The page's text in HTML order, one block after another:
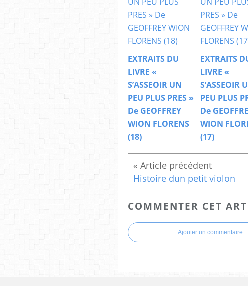
EXTRAITS DU
LIVRE «
S’ASSEOIR UN
PEU PLUS PRES »
De GEOFFREY
WION FLORENS
(18)
EXTRAITS
LIVRE «
S’ASSEOIR
PEU PLUS
De
WION
(17)
Histoire dun petit violon
COMMENTER CET
Ajouter un commentaire